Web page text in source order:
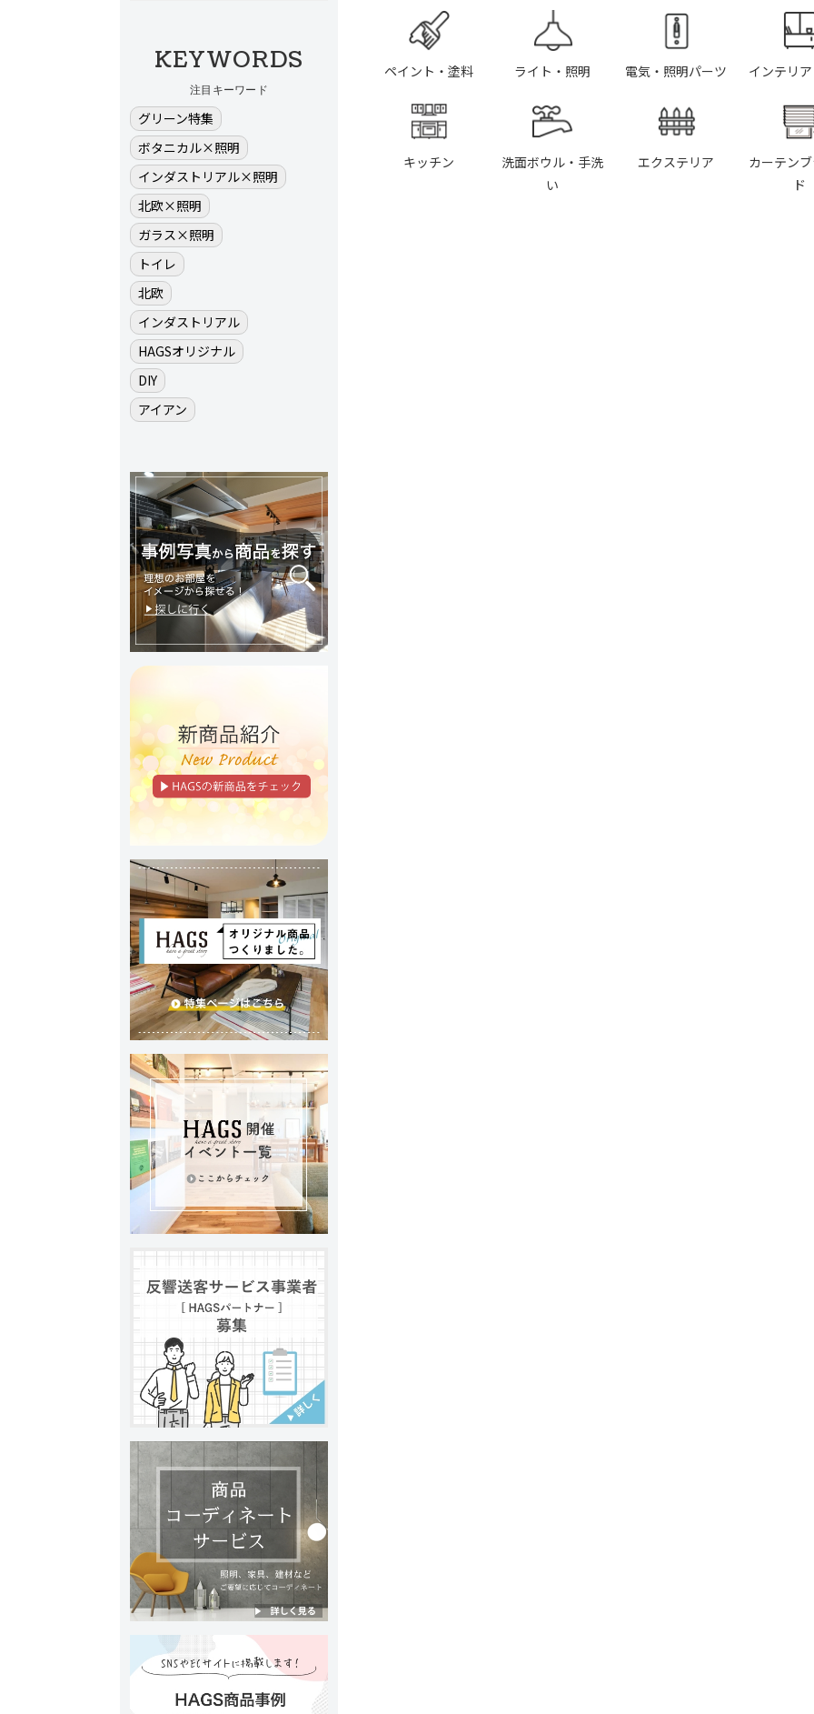
ペイント・塗料 ライト・照明 電気・照明パーツ インテリ
キッチン
洗面ボウル・手洗
い
エクステリア
カーテン
ド
KEYWORDS
注目キーワード
グリーン特集
ボタニカル×照明
インダストリアル×照明
北欧×照明
ガラス×照明
トイレ
北欧
インダストリアル
HAGSオリジナル
DIY
アイアン